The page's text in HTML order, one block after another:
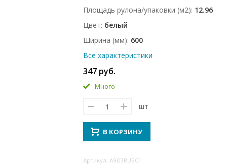
Площадь рулона/упаковки (м2) 12.96
Цвет белый
Ширина (мм) 600
Все характеристики
347 руб.
Много
шт
В КОРЗИНУ
Артикул: A903RUS01